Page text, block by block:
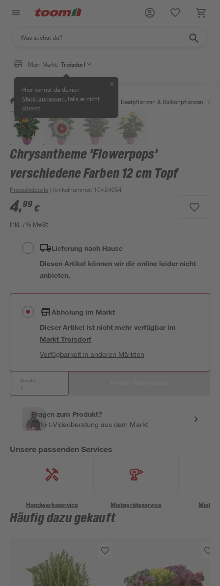
Mein Markt: Troisdorf
Hier kannst du deinen
Markt anpassen , falls er nicht
stimmt.
✕
/ Garten & Freizeit / Pflanzen Beetpflanzen & Balkonpflanzen /
Chrysantheme 'Flowerpops'
verschiedene Farben 12 cm Topf
Produktdetails | Artikelnummer: 10424054
4,99 €
inkl. 7% MwSt.
Lieferung nach Hause
Diesen Artikel können wir dir online leider nicht
anbieten.
Abholung im Markt
Dieser Artikel ist nicht mehr verfügbar im
MarktTroisdorf
Verfügbarkeit in anderen Märkten
Anzahl:
Fragen zum Produkt?
Sofort-Videoberatung aus dem Markt
Unsere passenden Services
Handwerksservice Mietgeräteservice
Häufig dazu gekauft